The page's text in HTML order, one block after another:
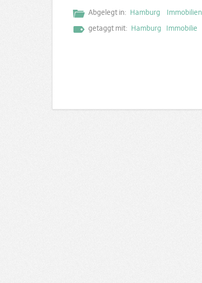
Abgelegt in: Hamburg
Immobilien
getaggt mit: Hamburg Immobilie